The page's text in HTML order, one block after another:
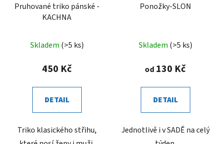
Pruhované triko pánské -
KACHNA
Skladem (>5 ks)
450 Kč
DETAIL
Triko klasického střihu,
Ponožky-SLON
Skladem (>5 ks)
od 130 Kč
DETAIL
Jednotlivě i v SADĚ na celý